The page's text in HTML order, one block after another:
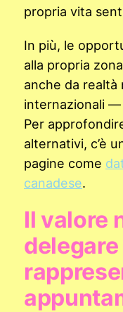
propria vita
In più, le
alla propria
anche da
internazionali
Per
alternativi, c’è
pagine come
canadese.
Il valore